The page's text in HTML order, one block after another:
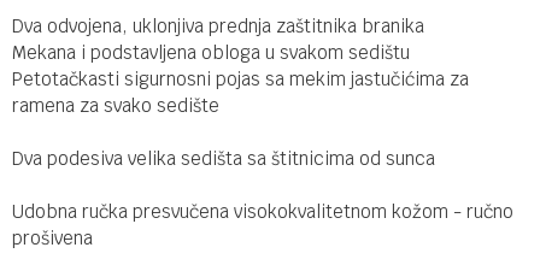
Dva odvojena, uklonjiva prednja zaštitnika branika
Mekana i podstavljena obloga u svakom sedištu
Petotačkasti sigurnosni pojas sa mekim jastučićima za
ramena za svako sedište
Dva podesiva velika sedišta sa štitnicima od sunca
Udobna ručka presvučena visokokvalitetnom kožom - ručno
prošivena